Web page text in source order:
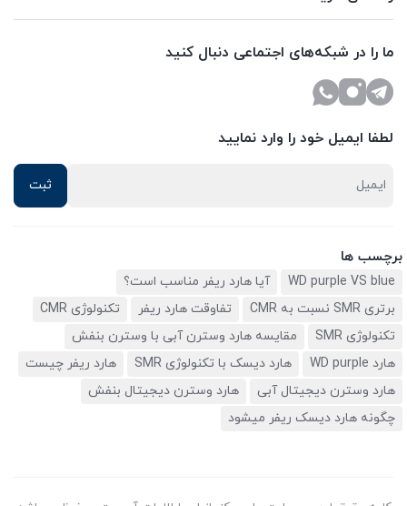
ما را در شبکه‌های اجتماعی دنبال کنید
لطفا ایمیل خود را وارد نمایید
برچسب ها
WD purple VS blue
آیا هارد ریفر مناسب است؟
برتری SMR نسبت به CMR
تفاوقت هارد ریفر
تکنولوژی CMR
تکنولوژی SMR
مقایسه هارد وسترن آبی با وسترن بنفش
هارد WD purple
هارد دیسک با تکنولوژی SMR
هارد ریفر چیست
هارد وسترن دیجیتال آبی
هارد وسترن دیجیتال بنفش
چگونه هارد دیسک ریفر میشود